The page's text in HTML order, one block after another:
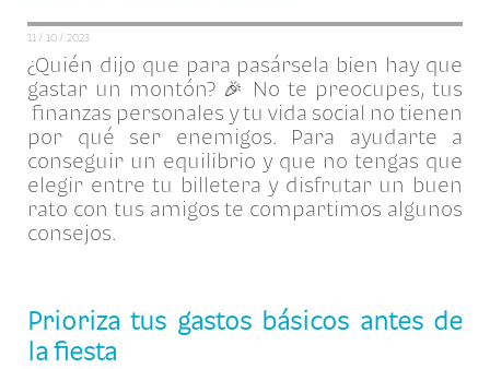
11 / 10 / 2023
¿Quién dijo que para pasársela bien hay que
gastar un montón? 🎉 No te preocupes, tus
finanzas personales y tu vida social no tienen
por qué ser enemigos. Para ayudarte a
conseguir un equilibrio y que no tengas que
elegir entre tu billetera y disfrutar un buen
rato con tus amigos te compartimos algunos
consejos.
Prioriza tus gastos básicos antes de
la fiesta